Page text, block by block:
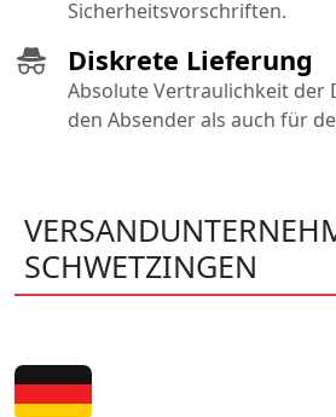
Sicherheitsvorschriften.
Diskrete Lieferung
Absolute Vertraulichkeit der
den Absender als auch für
SCHWETZINGEN